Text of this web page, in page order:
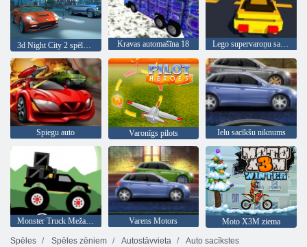
Kravas automašīna 18 Lego supervaroņu sacīkstes
Spiegu auto Varonīgs pilots Ielu sacīkšu niknums
Monster Truck Meža Piegāde Varens Motors
Moto X3M ziema
Spēles
Spēles zēniem Autostāvvieta
Auto sacīkstes